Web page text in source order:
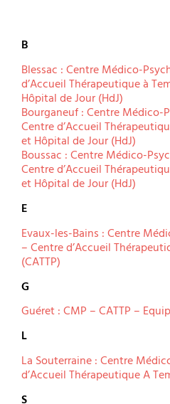
B
Blessac : Centre Médico-
d’Accueil Thérapeutique à
Hôpital de Jour (HdJ)
Bourganeuf : Centre Médico-
Centre d’Accueil
et Hôpital de Jour (HdJ)
Boussac : Centre Médico-
Centre d’Accueil
et Hôpital de Jour (HdJ)
E
Evaux-les-Bains : Centre
– Centre d’Accueil
(CATTP)
G
Guéret : CMP – CATTP –
L
La Souterraine : Centre
d’Accueil Thérapeutique A